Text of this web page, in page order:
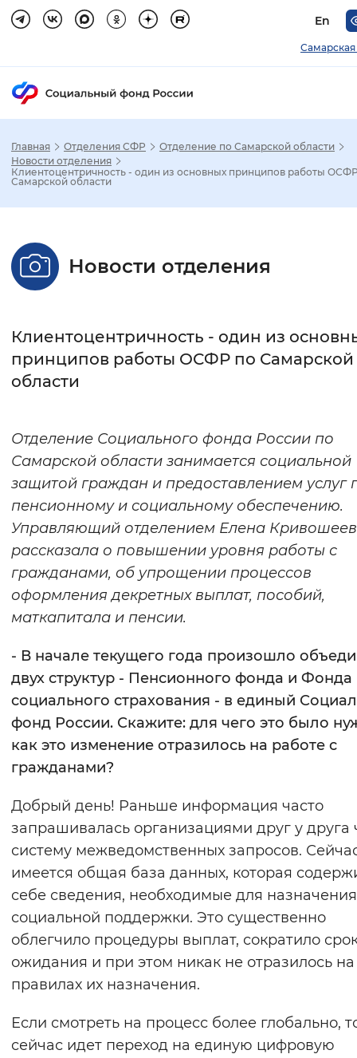
En
Самарская
Стандартный Увеличенный
Без засечек С засечками
Цвет сайта
Монохромный Инверсивный
Синий фон
Изображения
Включены Выключены
Воспроизвести Остановить
Вернуть стандартные настройки
Главная Отделения СФР
Отделение по Самарской области
Новости отделения
Клиентоцентричность - один из основных принципов работы
Самарской области
Новости отделения
Клиентоцентричность - один из
принципов работы ОСФР по Самарской
области
Отделение Социального фонда России по
Самарской области занимается социальной
защитой граждан и предоставлением услуг
пенсионному и социальному обеспечению.
Управляющий отделением Елена
рассказала о повышении уровня работы с
гражданами, об упрощении процессов
оформления декретных выплат, пособий,
маткапитала и пенсии.
- В начале текущего года произошло
двух структур - Пенсионного фонда и Фонда
социального страхования - в единый
фонд России. Скажите: для чего это было
как это изменение отразилось на работе с
гражданами?
Добрый день! Раньше информация часто
запрашивалась организациями друг у друга
систему межведомственных запросов.
имеется общая база данных, которая
себе сведения, необходимые для
социальной поддержки. Это существенно
облегчило процедуры выплат, сократило
ожидания и при этом никак не отразилось на
правилах их назначения.
Если смотреть на процесс более глобально,
сейчас идет переход на единую цифровую